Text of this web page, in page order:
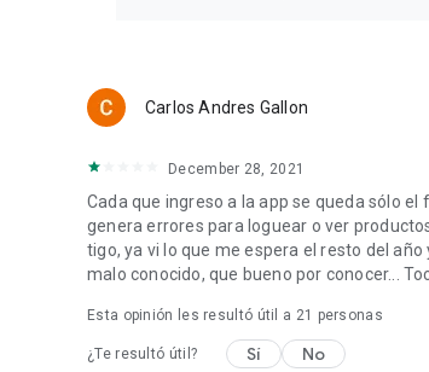
Carlos Andres Gallon
December 28, 2021
Cada que ingreso a la app se queda sólo
genera errores para loguear o ver
tigo, ya vi lo que me espera el resto del
malo conocido, que bueno por conocer...
Esta opinión les resultó útil a 21 personas
¿Te resultó útil? Sí No